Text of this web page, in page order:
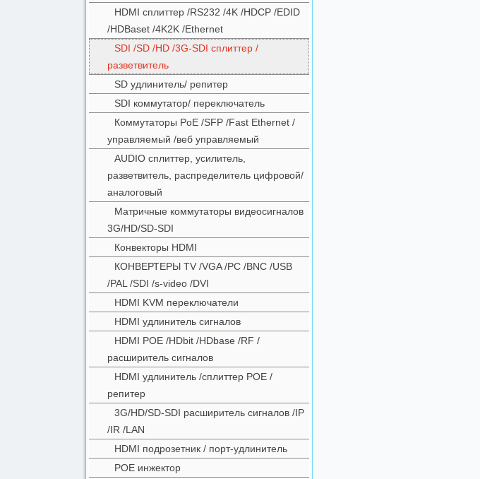
HDMI сплиттер /RS232 /4K /HDCP /EDID
/HDBaset /4K2K /Ethernet
SDI /SD /HD /3G-SDI сплиттер /
разветвитель
SD удлинитель/ репитер
SDI коммутатор/ переключатель
Коммутаторы PoE /SFP /Fast Ethernet /
управляемый /веб управляемый
AUDIO сплиттер, усилитель,
разветвитель, распределитель цифровой/
аналоговый
Матричные коммутаторы видеосигналов
3G/HD/SD-SDI
Конвекторы HDMI
КОНВЕРТЕРЫ TV /VGA /PC /BNC /USB
/PAL /SDI /s-video /DVI
HDMI KVM переключатели
HDMI удлинитель сигналов
HDMI POE /HDbit /HDbase /RF /
расширитель сигналов
HDMI удлинитель /сплиттер POE /
репитер
3G/HD/SD-SDI расширитель сигналов /IP
/IR /LAN
HDMI подрозетник / порт-удлинитель
POE инжектор